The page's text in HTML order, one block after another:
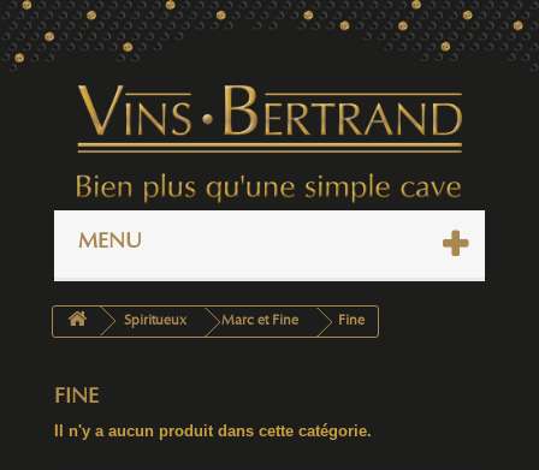
MENU
Spiritueux Marc et Fine Fine
FINE
Il n'y a aucun produit dans cette catégorie.